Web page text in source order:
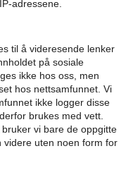
adressene.
til å videresende lenker
på sosiale
ikke hos oss, men
hos nettsamfunnet. Vi
ikke logger disse
brukes med vett.
vi bare de oppgitte
videre uten noen form for